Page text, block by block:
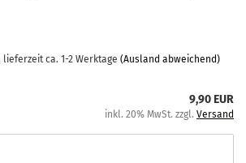
lieferzeit ca. 1-2 Werktage (Ausland abweichend)
9,90 EUR
inkl. 20% MwSt. zzgl. Versand